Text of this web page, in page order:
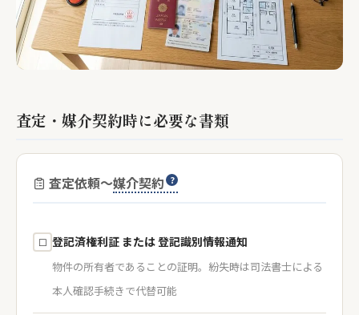
査定・媒介契約時に必要な書類
査定依頼〜媒介契約
☐ 登記済権利証 または 登記識別情報通知
物件の所有者であることの証明。紛失時は司法書士による
本人確認手続きで代替可能